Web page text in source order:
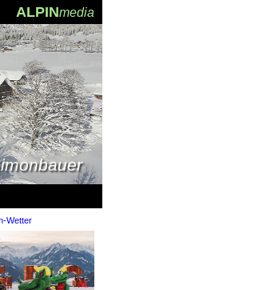
Wetter
ALPINmedia